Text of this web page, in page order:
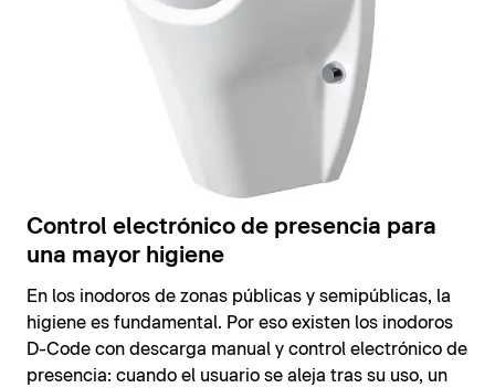
Control electrónico de presencia para
una mayor higiene
En los inodoros de zonas públicas y semipúblicas, la
higiene es fundamental. Por eso existen los inodoros
D-Code con descarga manual y control electrónico de
presencia: cuando el usuario se aleja tras su uso, un